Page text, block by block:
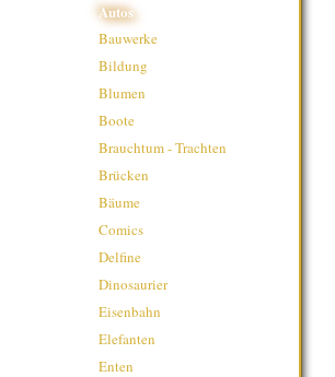
Autos
Bauwerke
Bildung
Blumen
Boote
Brauchtum - Trachten
Brücken
Bäume
Comics
Delfine
Dinosaurier
Eisenbahn
Elefanten
Enten